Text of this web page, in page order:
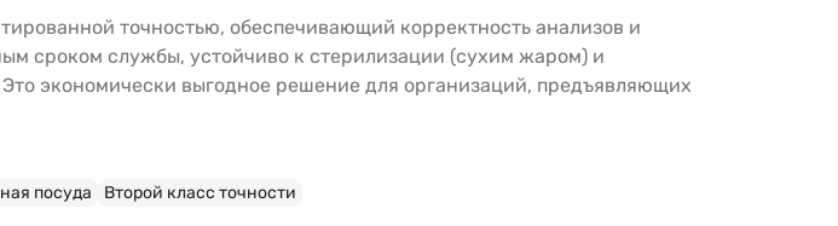
точностью, обеспечивающий корректность анализов и
сроком службы, устойчиво к стерилизации (сухим жаром) и
экономически выгодное решение для организаций, предъявляющих
посуда Второй класс точности